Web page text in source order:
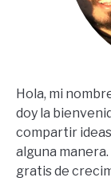
Hola, mi
doy la
compartir
alguna
gratis de